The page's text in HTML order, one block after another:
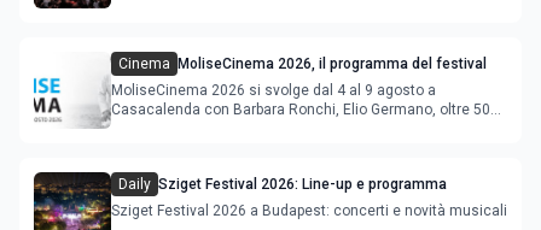
Cinema MoliseCinema 2026, il programma del festival
MoliseCinema 2026 si svolge dal 4 al 9 agosto a
Casacalenda con Barbara Ronchi, Elio Germano, oltre 50
Daily Sziget Festival 2026: Line-up e programma
Sziget Festival 2026 a Budapest: concerti e novità musicali